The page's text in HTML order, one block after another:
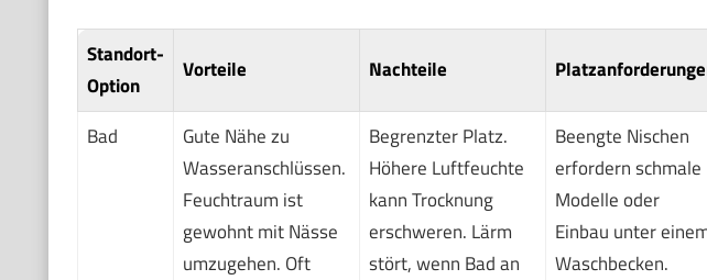
Standort-
Option
Vorteile Nachteile
Bad
Gute Nähe zu
Wasseranschlüssen.
Feuchtraum ist
gewohnt mit Nässe
umzugehen. Oft
Begrenzter Platz.
Höhere Luftfeuchte
kann Trocknung
erschweren. Lärm
stört, wenn Bad an
Beengte Nischen
erfordern schmale
Modelle oder
Einbau unter
Waschbecken.